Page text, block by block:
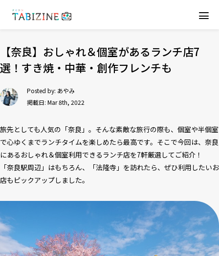
【奈良】おしゃれ＆個室があるランチ店7
選！すき焼・中華・創作フレンチも
Posted by: あやみ
掲載日: Mar 8th, 2022
旅先としても人気の「奈良」。そんな素敵な旅行の際も、個室や半個室
で心ゆくまでランチタイムを楽しめたら最高です。そこで今回は、奈良
にあるおしゃれ＆個室利用できるランチ店を7軒厳選してご紹介！
「奈良駅周辺」はもちろん、「法隆寺」を訪れたら、ぜひ利用したいお
店もピックアップしました。